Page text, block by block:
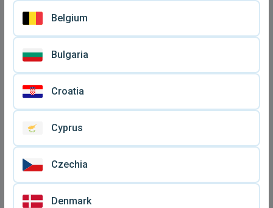
Κασέτες ήχου διπλή
Antenna Music Power
μεταχειρισμένες
Βοσσου Ανοιξη
Belgium
Bulgaria
Croatia
Cyprus
Czechia
Denmark